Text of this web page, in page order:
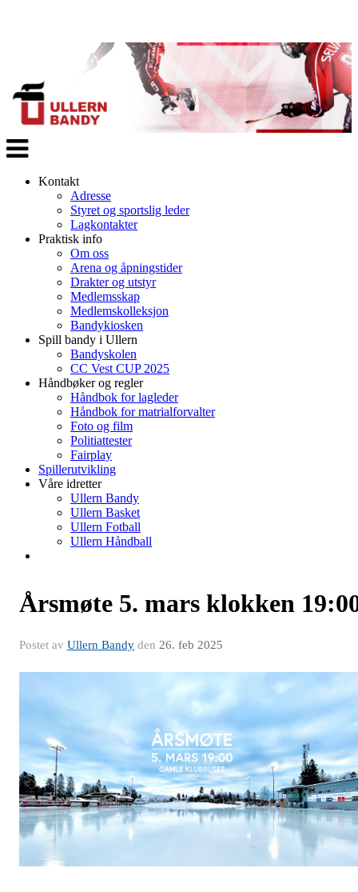
Veksle
navigasjon
Kontakt
Adresse
Styret og sportslig leder
Lagkontakter
Praktisk info
Om oss
Arena og åpningstider
Drakter og utstyr
Medlemsskap
Medlemskolleksjon
Bandykiosken
Spill bandy i Ullern
Bandyskolen
CC Vest CUP 2025
Håndbøker og regler
Håndbok for lagleder
Håndbok for matrialforvalter
Foto og film
Politiattester
Fairplay
Spillerutvikling
Våre idretter
Ullern Bandy
Ullern Basket
Ullern Fotball
Ullern Håndball
Årsmøte 5. mars klokken
Postet av Ullern Bandy den 26. feb 2025